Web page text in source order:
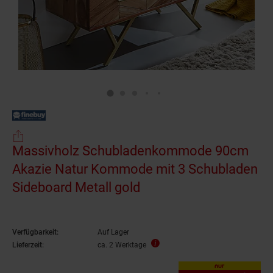
Massivholz Schubladenkommode 90cm
Akazie Natur Kommode mit 3 Schubladen
Sideboard Metall gold
Verfügbarkeit:
Auf Lager
Lieferzeit:
ca. 2 Werktage
nur